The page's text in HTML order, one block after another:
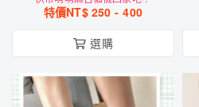
特價NT$ 250 - 400
選購